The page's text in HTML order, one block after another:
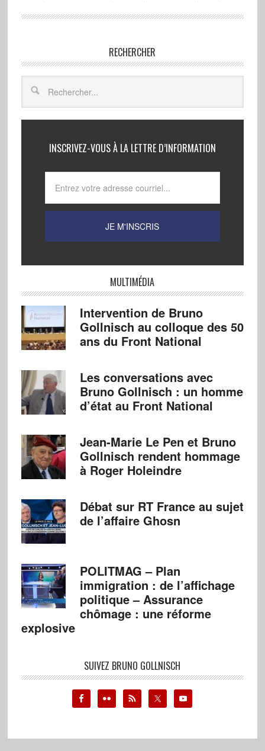
RECHERCHER
INSCRIVEZ-VOUS À LA LETTRE D’INFORMATION
MULTIMÉDIA
Intervention de Bruno
Gollnisch au colloque des 50
ans du Front National
Les conversations avec
Bruno Gollnisch : un homme
d’état au Front National
Jean-Marie Le Pen et Bruno
Gollnisch rendent hommage
à Roger Holeindre
Débat sur RT France au sujet
de l’affaire Ghosn
POLITMAG – Plan
immigration : de l’affichage
politique – Assurance
chômage : une réforme
explosive
SUIVEZ BRUNO GOLLNISCH